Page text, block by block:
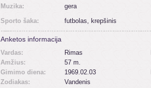
Muzika:
gera
Sporto šaka:
futbolas, krepšinis
Anketos informacija
Vardas:
Rimas
Amžius:
57 m.
Gimimo diena:
1969.02.03
Zodiakas:
Vandenis